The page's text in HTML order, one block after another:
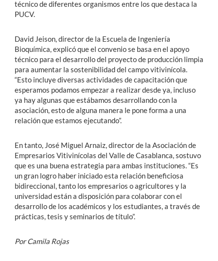
técnico de diferentes organismos entre los que destaca la
PUCV.
David Jeison, director de la Escuela de Ingeniería
Bioquímica, explicó que el convenio se basa en el apoyo
técnico para el desarrollo del proyecto de producción limpia
para aumentar la sostenibilidad del campo vitivinícola.
“Esto incluye diversas actividades de capacitación que
esperamos podamos empezar a realizar desde ya, incluso
ya hay algunas que estábamos desarrollando con la
asociación, esto de alguna manera le pone forma a una
relación que estamos ejecutando”.
En tanto, José Miguel Arnaiz, director de la Asociación de
Empresarios Vitivinícolas del Valle de Casablanca, sostuvo
que es una buena estrategia para ambas instituciones. “Es
un gran logro haber iniciado esta relación beneficiosa
bidireccional, tanto los empresarios o agricultores y la
universidad están a disposición para colaborar con el
desarrollo de los académicos y los estudiantes, a través de
prácticas, tesis y seminarios de título”.
Por Camila Rojas